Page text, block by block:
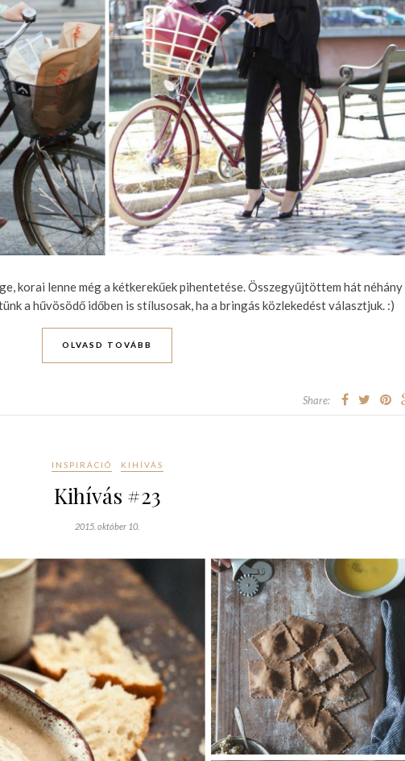
korai lenne még a kétkerekűek pihentetése. Összegyűjtöttem hát néhány
a hűvösödő időben is stílusosak, ha a bringás közlekedést választjuk. :)
OLVASD TOVÁBB
Share:
INSPIRÁCIÓ KIHÍVÁS
Kihívás #23
2015. október 10.